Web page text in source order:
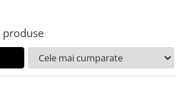
produse